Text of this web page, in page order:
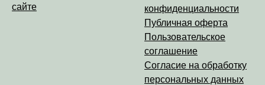
сайте
конфиденциальности
Публичная оферта
Пользовательское
соглашение
Согласие на обработку
персональных данных